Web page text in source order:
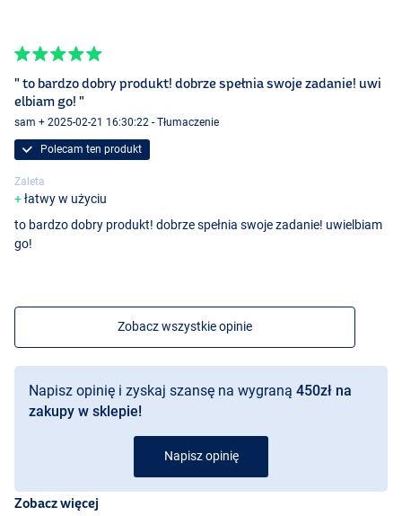
Weedy Green
" to bardzo dobry produkt! dobrze spełnia swoje zadanie! uwi
elbiam go! "
sam + 2025-02-21 16:30:22 - Tłumaczenie
Polecam ten produkt
Zaleta
łatwy w użyciu
to bardzo dobry produkt! dobrze spełnia swoje zadanie! uwielbiam
go!
Zobacz wszystkie opinie
Napisz opinię i zyskaj szansę na wygraną 450zł na
zakupy w sklepie!
Napisz opinię
Zobacz więcej